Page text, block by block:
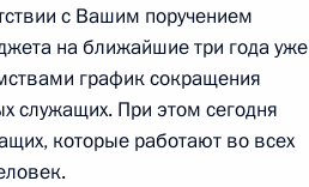
с Вашим поручением
на ближайшие три года уже
график сокращения
служащих. При этом сегодня
которые работают во всех